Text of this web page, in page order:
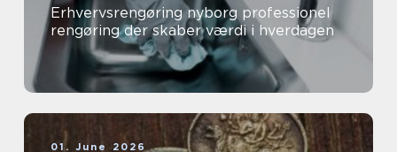
Erhvervsrengøring nyborg professionel
rengøring der skaber værdi i hverdagen
01. June 2026